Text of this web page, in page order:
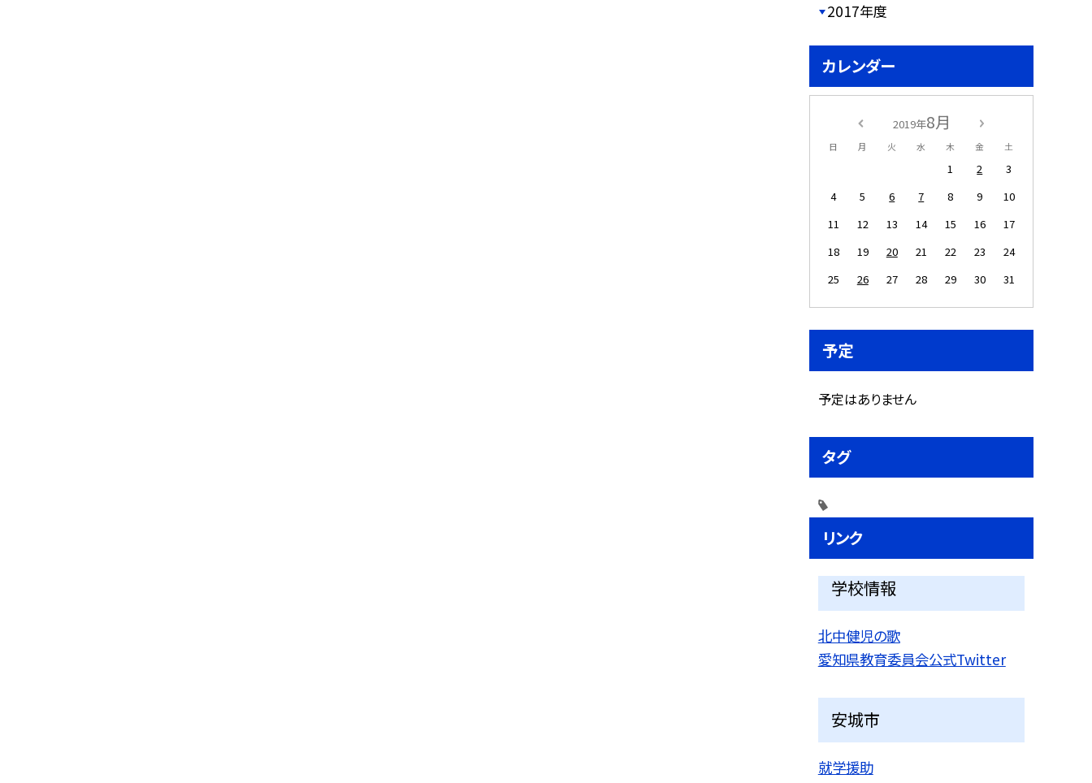
2017年度
カレンダー
2019年8月
日 月 火 水 木 金 土
1 2
3
4
5 6 7 8 9
10
11
12 13 14 15 16
17
18
19 20 21 22 23
24
25
26 27 28 29 30 31
予定
予定はありません
タグ
リンク
学校情報
北中健児の歌
愛知県教育委員会公式Twitter
安城市
就学援助